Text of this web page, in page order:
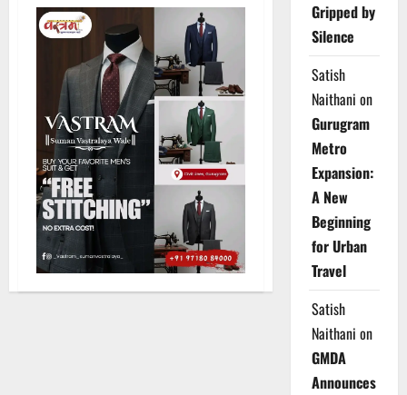
के
अवैध
मकान
पर
चला
बुलडोजर!!!
Gripped by
Silence
Satish
Naithani on
Gurugram
Metro
Expansion:
A New
Beginning
for Urban
Travel
Satish
Naithani on
GMDA
Announces